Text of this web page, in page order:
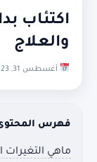
اكتئاب
والعلاج
أغسطس 31, 2023
فهرس
ماهي التغيرات